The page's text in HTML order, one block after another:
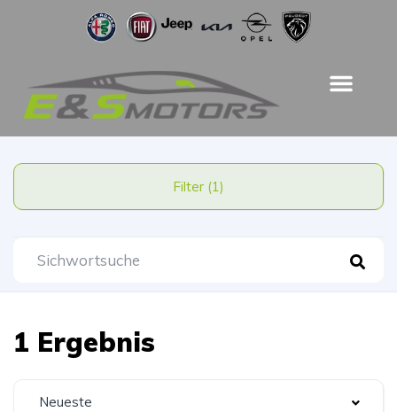
Filter (1)
1 Ergebnis
Neueste